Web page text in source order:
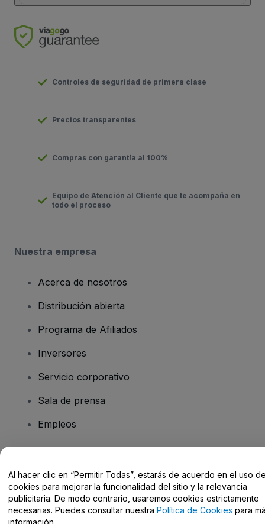
Controles de seguridad de primera clase
Precios transparentes
Compras con garantía al 100%
Equipo de Atención al Cliente que te acompaña en
todo el proceso
Nuestra empresa
Acerca de nosotros
Distribución abierta
Programa de Afiliados
Inversores
Servicio corporativo
Sala de prensa
Empleos
Centro de Ayuda / Contacto
Al hacer clic en “Permitir Todas”, estarás de acuerdo en el uso
cookies para mejorar la funcionalidad del sitio y la relevancia
publicitaria. De modo contrario, usaremos cookies estrictamente
necesarias. Puedes consultar nuestra Política de Cookies para
información.